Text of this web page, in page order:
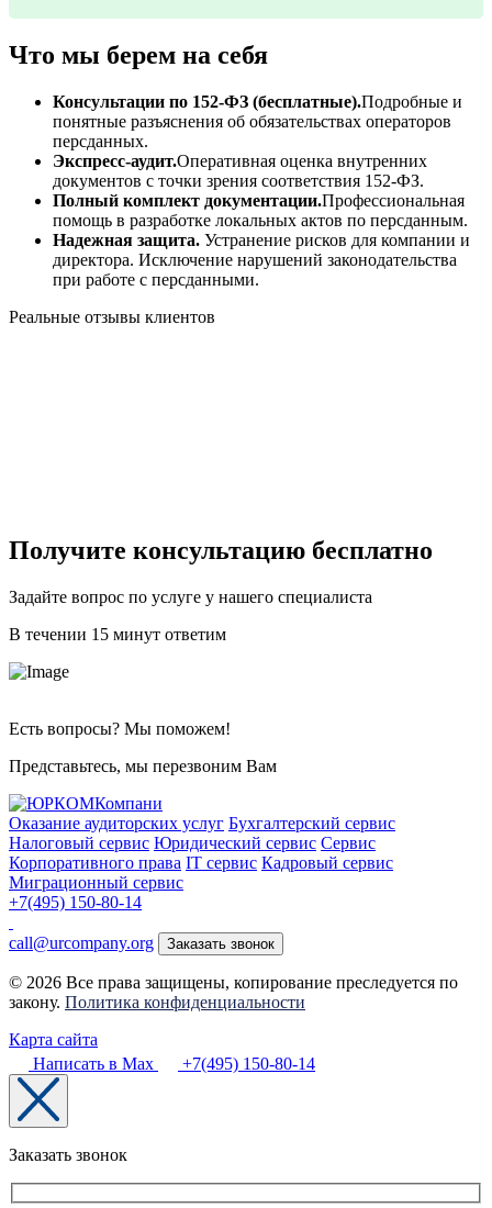
Что мы берем на себя
Консультации по 152-ФЗ (бесплатные).Подробные и
понятные разъяснения об обязательствах операторов
персданных.
Экспресс-аудит.Оперативная оценка внутренних
документов с точки зрения соответствия 152-ФЗ.
Полный комплект документации.Профессиональная
помощь в разработке локальных актов по персданным.
Надежная защита. Устранение рисков для компании и
директора. Исключение нарушений законодательства
при работе с персданными.
Реальные отзывы клиентов
Получите консультацию бесплатно
Задайте вопрос по услуге у нашего специалиста
В течении 15 минут ответим
Есть вопросы? Мы поможем!
Представьтесь, мы перезвоним Вам
Оказание аудиторских услуг Бухгалтерский сервис
Налоговый сервис Юридический сервис Сервис
Корпоративного права IT сервис Кадровый сервис
Миграционный сервис
+7(495) 150-80-14
call@urcompany.org Заказать звонок
© 2026 Все права защищены, копирование преследуется по
закону. Политика конфиденциальности
Карта сайта
Написать в Max
+7(495) 150-80-14
Заказать звонок